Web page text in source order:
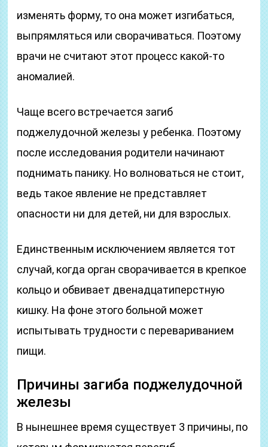
изменять форму, то она может изгибаться,
выпрямляться или сворачиваться. Поэтому
врачи не считают этот процесс какой-то
аномалией.
Чаще всего встречается загиб
поджелудочной железы у ребенка. Поэтому
после исследования родители начинают
поднимать панику. Но волноваться не стоит,
ведь такое явление не представляет
опасности ни для детей, ни для взрослых.
Единственным исключением является тот
случай, когда орган сворачивается в крепкое
кольцо и обвивает двенадцатиперстную
кишку. На фоне этого больной может
испытывать трудности с перевариванием
пищи.
Причины загиба поджелудочной
железы
В нынешнее время существует 3 причины, по